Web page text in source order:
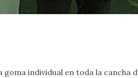
individual en toda la cancha